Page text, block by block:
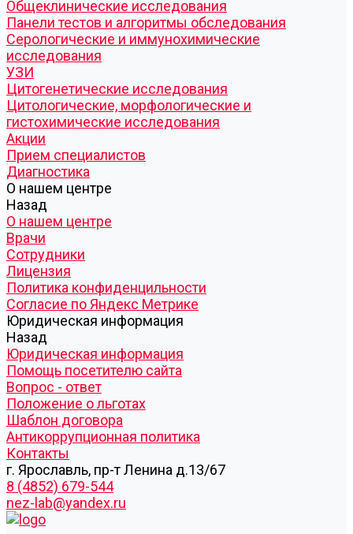
Общеклинические исследования
Панели тестов и алгоритмы обследования
Серологические и иммунохимические
исследования
УЗИ
Цитогенетические исследования
Цитологические, морфологические и
гистохимические исследования
Акции
Прием специалистов
Диагностика
О нашем центре
Назад
О нашем центре
Врачи
Сотрудники
Лицензия
Политика конфиденцильности
Согласие по Яндекс Метрике
Юридическая информация
Назад
Юридическая информация
Помощь посетителю сайта
Вопрос - ответ
Положение о льготах
Шаблон договора
Антикоррупционная политика
Контакты
г. Ярославль, пр-т Ленина д.13/67
8 (4852) 679-544
nez-lab@yandex.ru